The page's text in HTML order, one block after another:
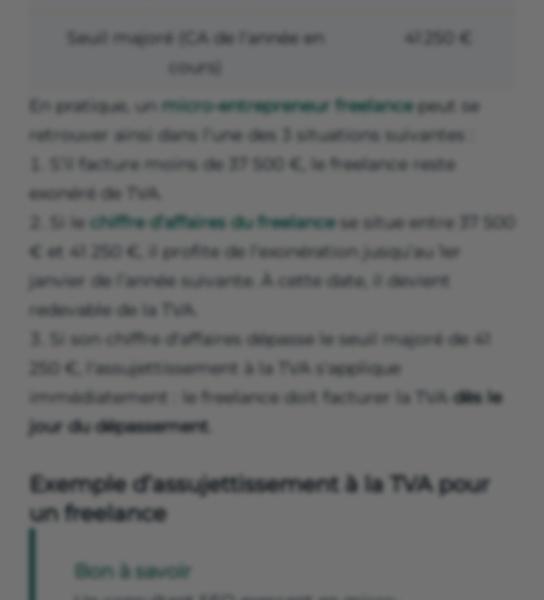
Seuil majoré (CA de l'année en
cours)
41 250 €
En pratique, un micro-entrepreneur freelancepeut se
retrouver ainsi dans l’une des 3 situations suivantes :
S’il facture moins de 37 500 €, le freelance reste
exonéré de TVA.
Si le chiffre d’affaires du freelancese situe entre 37 500
€ et 41 250 €, il profite de l’exonération jusqu’au 1er
janvier de l’année suivante. À cette date, il devient
redevable de la TVA.
Si son chiffre d'affaires dépasse le seuil majoré de 41
250 €, l'assujettissement à la TVA s'applique
immédiatement : le freelance doit facturer la TVA dès le
jour du dépassement
Exemple d’assujettissement à la TVA pour
un freelance
Bon à savoir